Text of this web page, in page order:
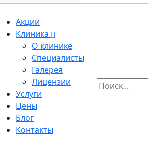
Акции
Клиника
О клинике
Специалисты
Галерея
Лицензии
Услуги
Цены
Блог
Контакты